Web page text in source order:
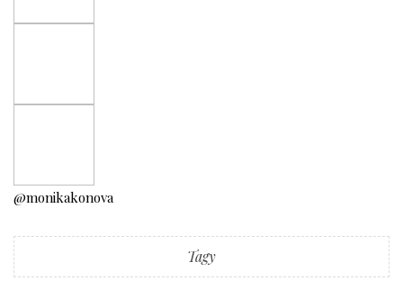
@monikakonova
Tagy